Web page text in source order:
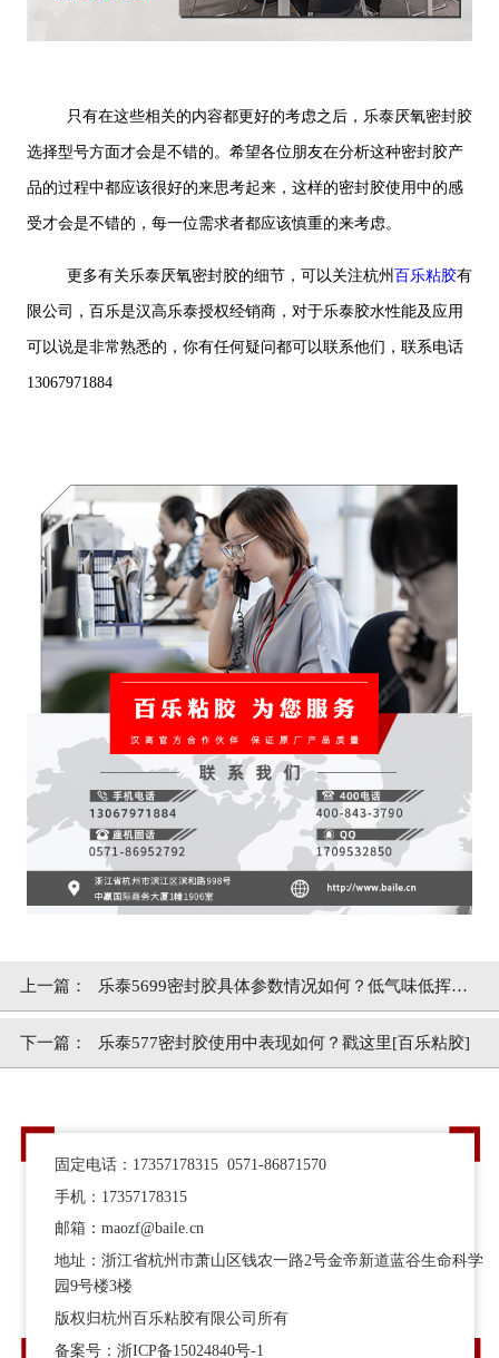
只有在这些相关的内容都更好的考虑之后，乐泰厌氧密封胶
选择型号方面才会是不错的。希望各位朋友在分析这种密封胶产
品的过程中都应该很好的来思考起来，这样的密封胶使用中的感
受才会是不错的，每一位需求者都应该慎重的来考虑。
更多有关乐泰厌氧密封胶的细节，可以关注杭州 百乐粘胶有
限公司，百乐是汉高乐泰授权经销商，对于乐泰胶水性能及应用
可以说是非常熟悉的，你有任何疑问都可以联系他们，联系电话
13067971884
上一篇： 乐泰5699密封胶具体参数情况如何？低气味低挥发
[百乐粘胶]
下一篇： 乐泰577密封胶使用中表现如何？戳这里[百乐粘胶]
固定电话：17357178315 0571-86871570
手机：17357178315
邮箱：maozf@baile.cn
地址：浙江省杭州市萧山区钱农一路2号金帝新道蓝谷生命科学
园9号楼3楼
版权归杭州百乐粘胶有限公司所有
备案号：浙ICP备15024840号-1